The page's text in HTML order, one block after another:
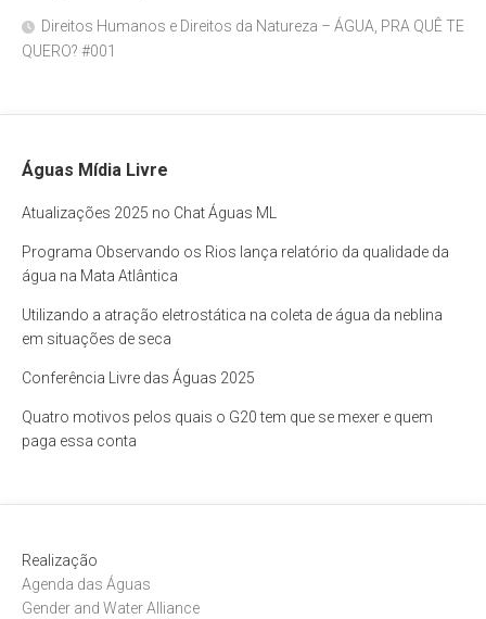
Direitos Humanos e Direitos da Natureza – ÁGUA, PRA QUÊ TE
QUERO? #001
Águas Mídia Livre
Atualizações 2025 no Chat Águas ML
Programa Observando os Rios lança relatório da qualidade da
água na Mata Atlântica
Utilizando a atração eletrostática na coleta de água da neblina
em situações de seca
Conferência Livre das Águas 2025
Quatro motivos pelos quais o G20 tem que se mexer e quem
paga essa conta
Realização
Agenda das Águas
Gender and Water Alliance